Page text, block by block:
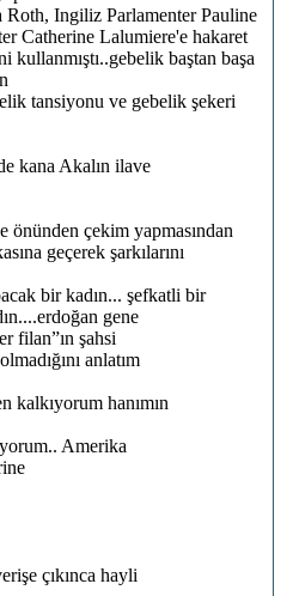
Ingiliz Parlamenter Pauline
Catherine Lalumiere'e hakaret
baştan başa
tansiyonu ve gebelik şekeri
kana Akalın ilave
önünden çekim yapmasından
geçerek şarkılarını
bir kadın... şefkatli bir
gene
filan”ın şahsi
anlatım
kalkıyorum hanımın
Amerika
çıkınca hayli